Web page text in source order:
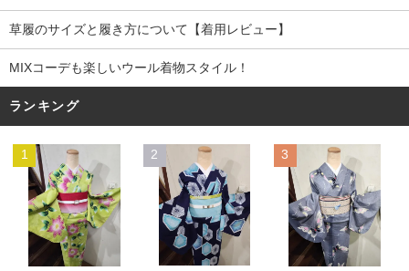
草履のサイズと履き方について【着用レビュー】
MIXコーデも楽しいウール着物スタイル！
ランキング
1 2 3